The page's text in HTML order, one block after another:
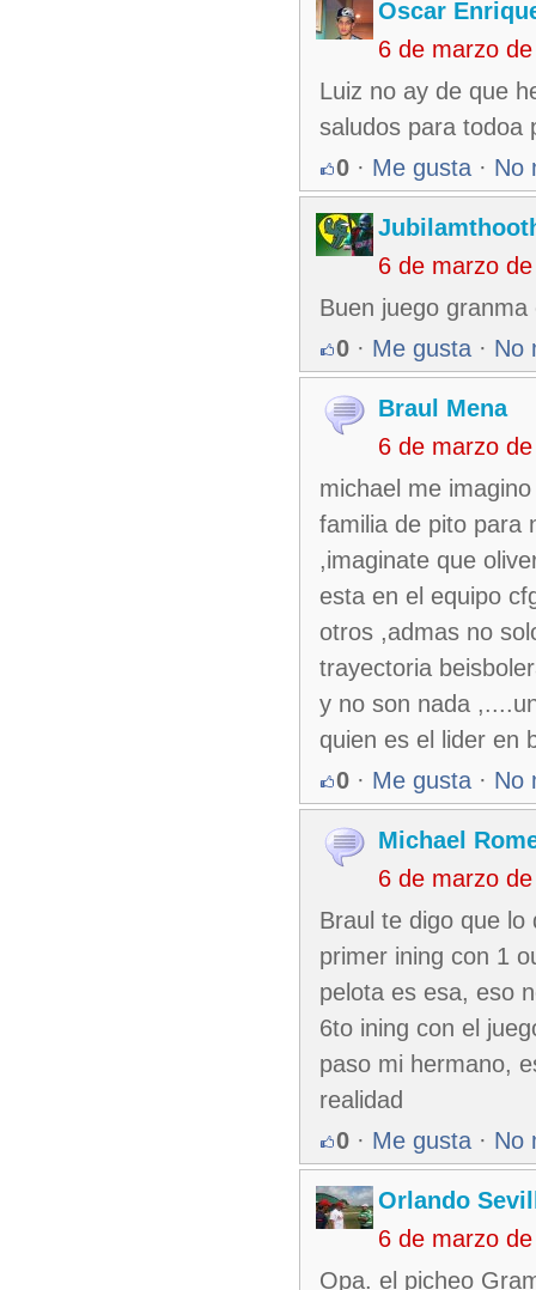
Oscar
6 de marzo
Luiz no ay de que
saludos para todoa
0 · Me gusta · No
6 de marzo
Buen juego
0 · Me gusta · No
Braul Mena
6 de marzo
michael me
familia de pito para
,imaginate que
esta en el equipo
otros ,admas no
trayectoria
y no son nada
quien es el lider en
0 · Me gusta · No
Michael
6 de marzo
Braul te digo que lo
primer ining con 1
pelota es esa, eso
6to ining con el
paso mi hermano,
realidad
0 · Me gusta · No
Orlando
6 de marzo
Opa. el picheo